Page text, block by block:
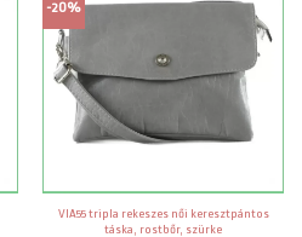
-20%
VIA55 tripla rekeszes női keresztpántos
táska, rostbőr, szürke